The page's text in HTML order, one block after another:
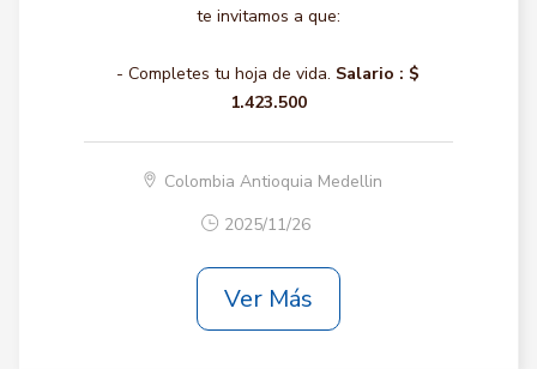
te invitamos a que:
- Completes tu hoja de vida. Salario : $
1.423.500
Colombia Antioquia Medellin
2025/11/26
Ver Más